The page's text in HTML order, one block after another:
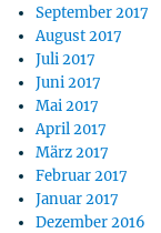
September 2017
August 2017
Juli 2017
Juni 2017
Mai 2017
April 2017
März 2017
Februar 2017
Januar 2017
Dezember 2016